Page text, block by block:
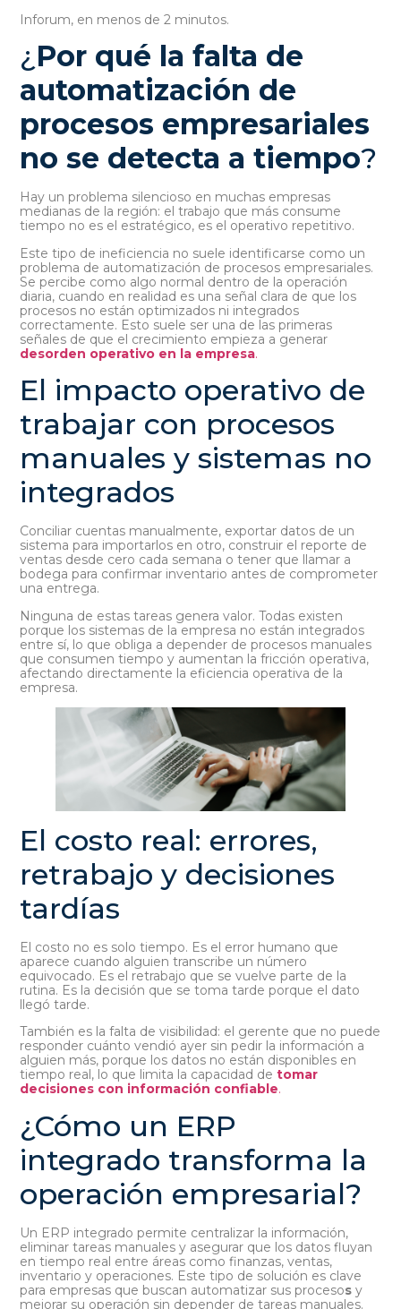
Inforum, en menos de 2 minutos.
¿ Por qué la falta de
automatización de
procesos empresariales
no se detecta a tiempo?
Hay un problema silencioso en muchas empresas
medianas de la región: el trabajo que más consume
tiempo no es el estratégico, es el operativo repetitivo.
Este tipo de ineficiencia no suele identificarse como un
problema de automatización de procesos empresariales.
Se percibe como algo normal dentro de la operación
diaria, cuando en realidad es una señal clara de que los
procesos no están optimizados ni integrados
correctamente. Esto suele ser una de las primeras
señales de que el crecimiento empieza a generar
desorden operativo en la empresa.
El impacto operativo de
trabajar con procesos
manuales y sistemas no
integrados
Conciliar cuentas manualmente, exportar datos de un
sistema para importarlos en otro, construir el reporte de
ventas desde cero cada semana o tener que llamar a
bodega para confirmar inventario antes de comprometer
una entrega.
Ninguna de estas tareas genera valor. Todas existen
porque los sistemas de la empresa no están integrados
entre sí, lo que obliga a depender de procesos manuales
que consumen tiempo y aumentan la fricción operativa,
afectando directamente la eficiencia operativa de la
empresa.
El costo real: errores,
retrabajo y decisiones
tardías
El costo no es solo tiempo. Es el error humano que
aparece cuando alguien transcribe un número
equivocado. Es el retrabajo que se vuelve parte de la
rutina. Es la decisión que se toma tarde porque el dato
llegó tarde.
También es la falta de visibilidad: el gerente que no puede
responder cuánto vendió ayer sin pedir la información a
alguien más, porque los datos no están disponibles en
tiempo real, lo que limita la capacidad detomar
decisiones con información confiable.
¿Cómo un ERP
integrado transforma la
operación empresarial?
Un ERP integrado permite centralizar la información,
eliminar tareas manuales y asegurar que los datos fluyan
en tiempo real entre áreas como finanzas, ventas,
inventario y operaciones. Este tipo de solución es clave
para empresas que buscan automatizar sus procesos y
mejorar su operación sin depender de tareas manuales.